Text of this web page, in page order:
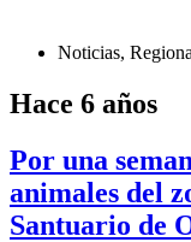
Noticias,
Hace 6 años
Por una
animales del
Santuario de